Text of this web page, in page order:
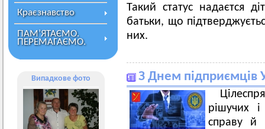
Краєзнавство
ПАМ’ЯТАЄМО.
ПЕРЕМАГАЄМО.
Випадкове фото
Такий статус надаєтся
батьки, що
них.
З Днем підприємців
рішучих
справу й